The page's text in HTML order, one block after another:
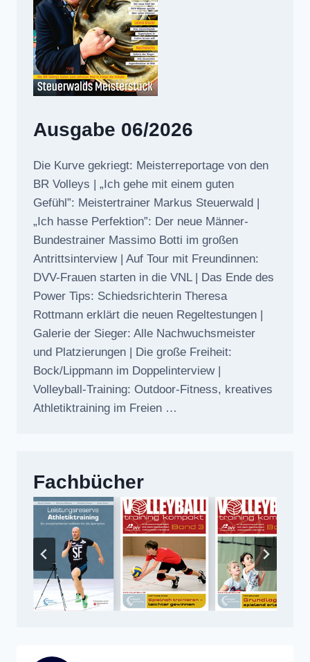
Ausgabe 06/2026
Die Kurve gekriegt: Meisterreportage von den
BR Volleys | „Ich gehe mit einem guten
Gefühl”: Meistertrainer Markus Steuerwald |
„Ich hasse Perfektion”: Der neue Männer-
Bundestrainer Massimo Botti im großen
Antrittsinterview | Auf Tour mit Freundinnen:
DVV-Frauen starten in die VNL | Das Ende des
Power Tips: Schiedsrichterin Theresa
Rottmann erklärt die neuen Regeltestungen |
Galerie der Sieger: Alle Nachwuchsmeister
und Platzierungen | Die große Freiheit:
Bock/Lippmann im Doppelinterview |
Volleyball-Training: Outdoor-Fitness, kreatives
Athletiktraining im Freien …
Fachbücher